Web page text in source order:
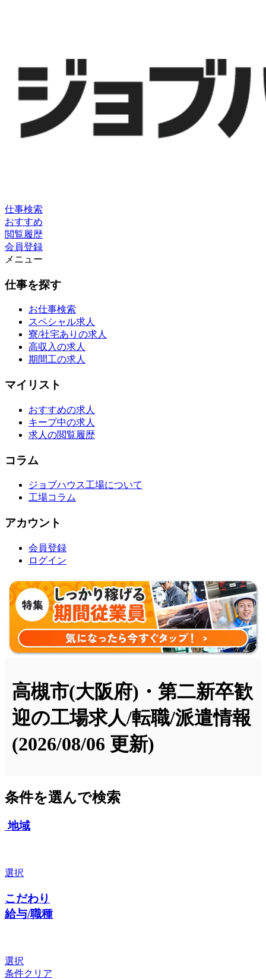
仕事検索
おすすめ
閲覧履歴
会員登録
メニュー
仕事を探す
お仕事検索
スペシャル求人
寮/社宅ありの求人
高収入の求人
期間工の求人
マイリスト
おすすめの求人
キープ中の求人
求人の閲覧履歴
コラム
ジョブハウス工場について
工場コラム
アカウント
会員登録
ログイン
高槻市(大阪府)・第二新卒歓
迎の工場求人/転職/派遣情報
(2026/08/06 更新)
条件を選んで検索
地域
選択
こだわり
給与/職種
選択
条件クリア